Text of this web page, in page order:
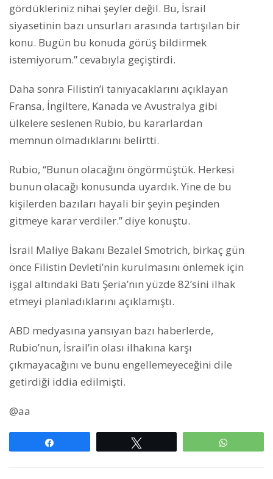
gördükleriniz nihai şeyler değil. Bu, İsrail
siyasetinin bazı unsurları arasında tartışılan bir
konu. Bugün bu konuda görüş bildirmek
istemiyorum.” cevabıyla geçiştirdi.
Daha sonra Filistin’i tanıyacaklarını açıklayan
Fransa, İngiltere, Kanada ve Avustralya gibi
ülkelere seslenen Rubio, bu kararlardan
memnun olmadıklarını belirtti.
Rubio, “Bunun olacağını öngörmüştük. Herkesi
bunun olacağı konusunda uyardık. Yine de bu
kişilerden bazıları hayali bir şeyin peşinden
gitmeye karar verdiler.” diye konuştu.
İsrail Maliye Bakanı Bezalel Smotrich, birkaç gün
önce Filistin Devleti’nin kurulmasını önlemek için
işgal altındaki Batı Şeria’nın yüzde 82’sini ilhak
etmeyi planladıklarını açıklamıştı.
ABD medyasına yansıyan bazı haberlerde,
Rubio’nun, İsrail’in olası ilhakına karşı
çıkmayacağını ve bunu engellemeyeceğini dile
getirdiği iddia edilmişti.
@aa